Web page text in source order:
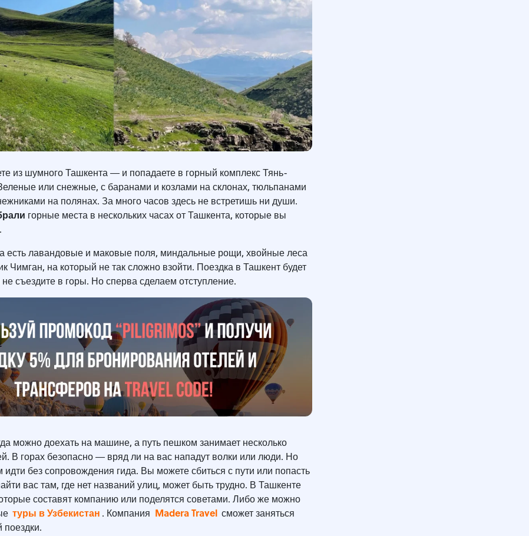
из шумного Ташкента ― и попадаете в горный комплекс Тянь-
или снежные, с баранами и козлами на склонах, тюльпанами
на полянах. За много часов здесь не встретишь ни души.
горные места в нескольких часах от Ташкента, которые вы
есть лавандовые и маковые поля, миндальные рощи, хвойные леса
Чимган, на который не так сложно взойти. Поездка в Ташкент будет
съездите в горы. Но сперва сделаем отступление.
можно доехать на машине, а путь пешком занимает несколько
В горах безопасно ― вряд ли на вас нападут волки или люди. Но
без сопровождения гида. Вы можете сбиться с пути или попасть
вас там, где нет названий улиц, может быть трудно. В Ташкенте
составят компанию или поделятся советами. Либо же можно
туры в Узбекистан . Компания Madera Travel сможет заняться
поездки.